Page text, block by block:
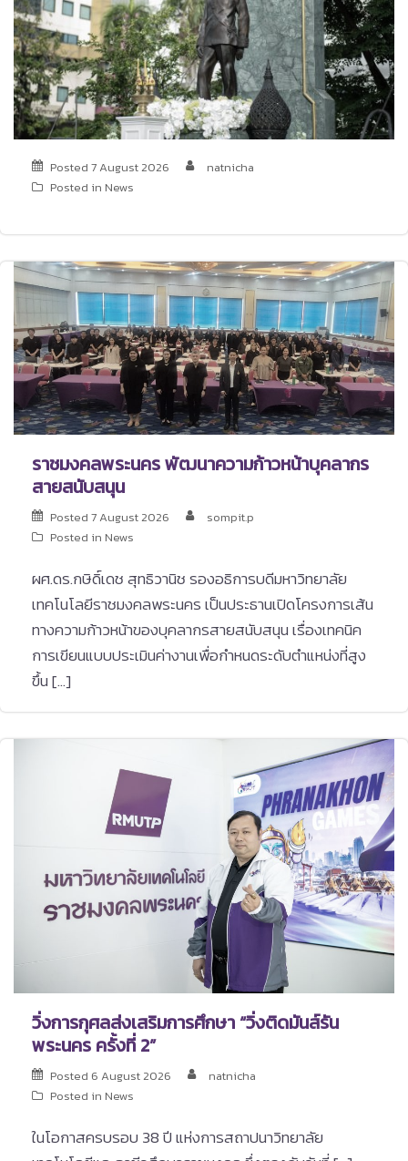
Posted 7 August 2026
natnicha
Posted in News
ราชมงคลพระนคร พัฒนาความก้าวหน้าบุคลากร
สายสนับสนุน
Posted 7 August 2026
sompit.p
Posted in News
ผศ.ดร.กษิดิ์เดช สุทธิวานิช รองอธิการบดีมหาวิทยาลัย
เทคโนโลยีราชมงคลพระนคร เป็นประธานเปิดโครงการเส้น
ทางความก้าวหน้าของบุคลากรสายสนับสนุน เรื่องเทคนิค
การเขียนแบบประเมินค่างานเพื่อกำหนดระดับตำแหน่งที่สูง
ขึ้น […]
วิ่งการกุศลส่งเสริมการศึกษา “วิ่งติดมันส์รัน
พระนคร ครั้งที่ 2”
Posted 6 August 2026
natnicha
Posted in News
ในโอกาสครบรอบ 38 ปี แห่งการสถาปนาวิทยาลัย